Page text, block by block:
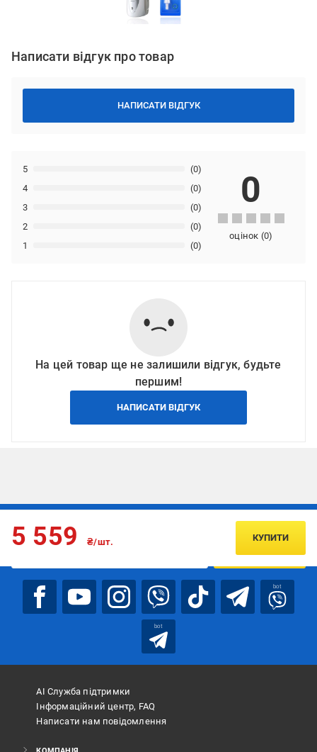
Написати відгук про товар
НАПИСАТИ ВІДГУК
1 (0)
2 (0)
3 (0)
4 (0)
5 (0)
0
оцінок (0)
На цей товар ще не залишили відгук, будьте
першим!
НАПИСАТИ ВІДГУК
5 559 ₴/шт. КУПИТИ
Підписуйтесь, щоб дізнаватись першим про акції та пропозиції
ПІДПИСАТИСЯ
bot
bot
АІ Служба підтримки
Інформаційний центр, FAQ
Написати нам повідомлення